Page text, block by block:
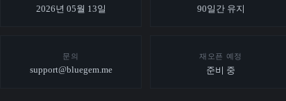
2026년 05월 13일 90일간 유지
문의
support@bluegem.me
재오픈 예정
준비 중